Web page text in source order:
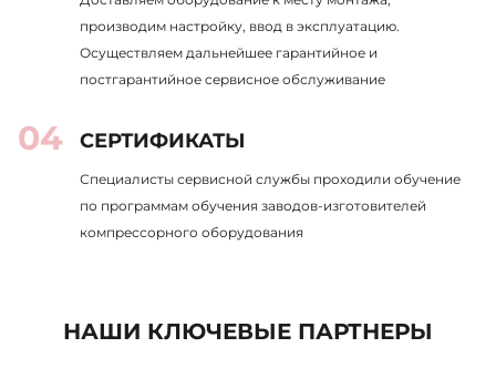
производим настройку, ввод в эксплуатацию.
Осуществляем дальнейшее гарантийное и
постгарантийное сервисное обслуживание
СЕРТИФИКАТЫ
Специалисты сервисной службы проходили обучение
по программам обучения заводов-изготовителей
компрессорного оборудования
НАШИ КЛЮЧЕВЫЕ ПАРТНЕРЫ